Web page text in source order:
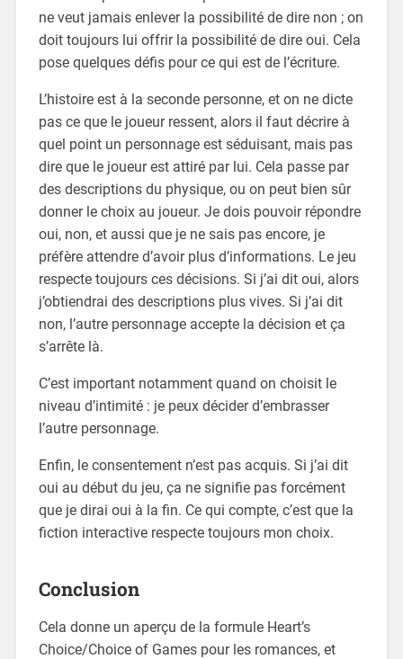
ne veut jamais enlever la possibilité de dire non ; on
doit toujours lui offrir la possibilité de dire oui. Cela
pose quelques défis pour ce qui est de l’écriture.
L’histoire est à la seconde personne, et on ne dicte
pas ce que le joueur ressent, alors il faut décrire à
quel point un personnage est séduisant, mais pas
dire que le joueur est attiré par lui. Cela passe par
des descriptions du physique, ou on peut bien sûr
donner le choix au joueur. Je dois pouvoir répondre
oui, non, et aussi que je ne sais pas encore, je
préfère attendre d’avoir plus d’informations. Le jeu
respecte toujours ces décisions. Si j’ai dit oui, alors
j’obtiendrai des descriptions plus vives. Si j’ai dit
non, l’autre personnage accepte la décision et ça
s’arrête là.
C’est important notamment quand on choisit le
niveau d’intimité : je peux décider d’embrasser
l’autre personnage.
Enfin, le consentement n’est pas acquis. Si j’ai dit
oui au début du jeu, ça ne signifie pas forcément
que je dirai oui à la fin. Ce qui compte, c’est que la
fiction interactive respecte toujours mon choix.
Conclusion
Cela donne un aperçu de la formule Heart’s
Choice/Choice of Games pour les romances, et